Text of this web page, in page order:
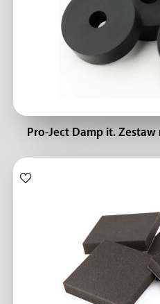
Pro-Ject Damp it.